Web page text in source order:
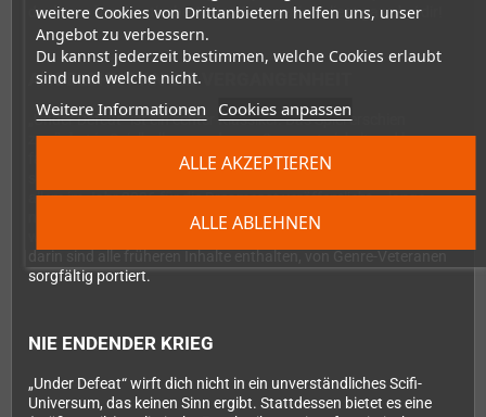
weitere Cookies von Drittanbietern helfen uns, unser
Angebot zu verbessern.
Du kannst jederzeit bestimmen, welche Cookies erlaubt
sind und welche nicht.
Weitere Informationen Cookies anpassen
ALLE ABLEHNEN
ALLE AKZEPTIEREN
du dieses bombastische Action-Fest genießt, liegt ganz bei dir!
ANGELEHNT AN DIE VERGANGENHEIT
„Under Defeat“ ist ein echter Klassiker. Das Spiel erschien
zunächst in Spielhallen, wurde von G.rev entwickelt und kam vor
fast zwanzig Jahren in Japan heraus. Über die Jahre hat es
allem im Jahr 2006 für die Dreamcast veröffentlicht – lange
nachdem die offizielle Unterstützung für die Konsole geendet
sorgfältig portiert.
NIE ENDENDER KRIEG
„Under Defeat“ wirft dich nicht in ein unverständliches Scifi-
Universum, das keinen Sinn ergibt. Stattdessen bietet es eine